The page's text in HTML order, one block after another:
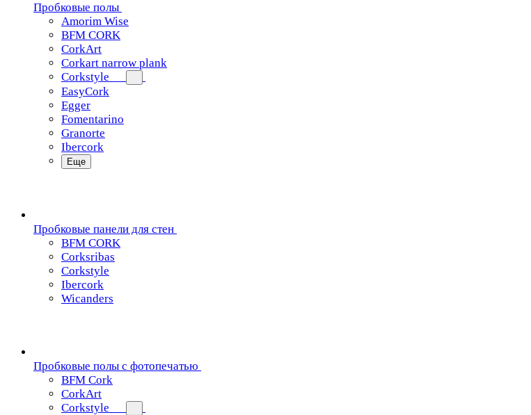
Пробковые полы
Amorim Wise
BFM CORK
CorkArt
Corkart narrow plank
Corkstyle
EasyCork
Egger
Fomentarino
Granorte
Ibercork
Еще
Пробковые панели для стен
BFM CORK
Corksribas
Corkstyle
Ibercork
Wicanders
Пробковые полы с фотопечатью
BFM Cork
CorkArt
Corkstyle